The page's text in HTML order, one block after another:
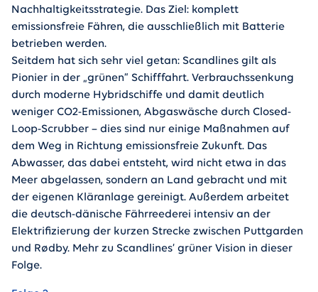
Nachhaltigkeitsstrategie. Das Ziel: komplett
emissionsfreie Fähren, die ausschließlich mit Batterie
betrieben werden.
Seitdem hat sich sehr viel getan: Scandlines gilt als
Pionier in der „grünen“ Schifffahrt. Verbrauchssenkung
durch moderne Hybridschiffe und damit deutlich
weniger CO2-Emissionen, Abgaswäsche durch Closed-
Loop-Scrubber – dies sind nur einige Maßnahmen auf
dem Weg in Richtung emissionsfreie Zukunft. Das
Abwasser, das dabei entsteht, wird nicht etwa in das
Meer abgelassen, sondern an Land gebracht und mit
der eigenen Kläranlage gereinigt. Außerdem arbeitet
die deutsch-dänische Fährreederei intensiv an der
Elektrifizierung der kurzen Strecke zwischen Puttgarden
und Rødby. Mehr zu Scandlines‘ grüner Vision in dieser
Folge.